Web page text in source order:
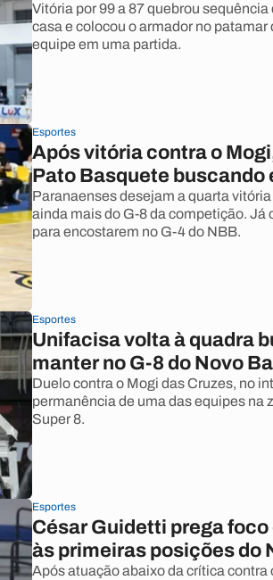
Vitória por 99 a 87 quebrou
casa e colocou o armador no
equipe em uma partida.
Esportes
Após vitória contra o
Pato Basquete buscando
Paranaenses desejam a quarta
ainda mais do G-8 da competição. Já
para encostarem no G-4 do NBB.
Esportes
Unifacisa volta à quadra
manter no G-8 do Novo
Duelo contra o Mogi das Cruzes, no
permanência de uma das equipes na
Super 8.
Esportes
César Guidetti prega
às primeiras posições do
Após atuação abaixo da crítica